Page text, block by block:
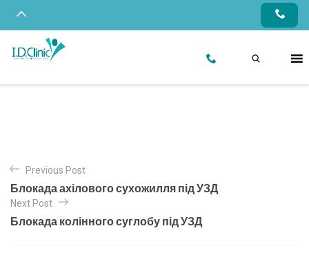
Previous Post
Блокада ахілового сухожилля під УЗД
Next Post
Блокада колінного суглобу під УЗД